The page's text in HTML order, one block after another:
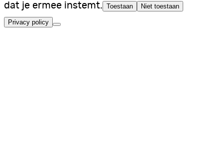
dat je ermee instemt. Toestaan Niet toestaan
Privacy policy